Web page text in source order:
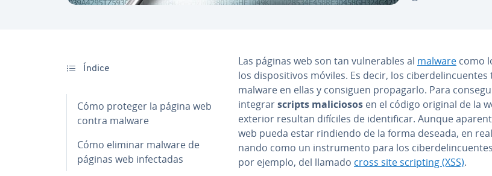
Índice
Cómo proteger la página web
contra malware
Cómo eliminar malware de
páginas web in­fe­c­ta­das
Las páginas web son tan vu­l­ne­ra­bles al malware como
los di­s­po­si­ti­vos móviles. Es decir, los
malware en ellas y consiguen pro­pa­gar­lo. Para
integrarscripts ma­li­cio­sos en el código original de la
exterior resultan difíciles de ide­n­ti­fi­car. Aunque
web pueda estar rindiendo de la forma deseada, en
na­n­do como un in­s­tru­me­n­to para los
por ejemplo, del llamado cross site scripting (XSS).